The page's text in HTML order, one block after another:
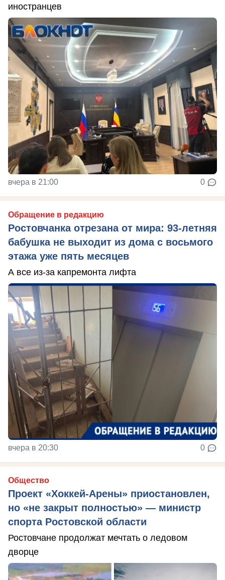
иностранцев
вчера в 21:00 0
Обращение в редакцию
Ростовчанка отрезана от мира: 93-летняя
бабушка не выходит из дома с восьмого
этажа уже пять месяцев
А все из-за капремонта лифта
вчера в 20:30 0
Общество
Проект «Хоккей-Арены» приостановлен,
но «не закрыт полностью» — министр
спорта Ростовской области
Ростовчане продолжат мечтать о ледовом
дворце